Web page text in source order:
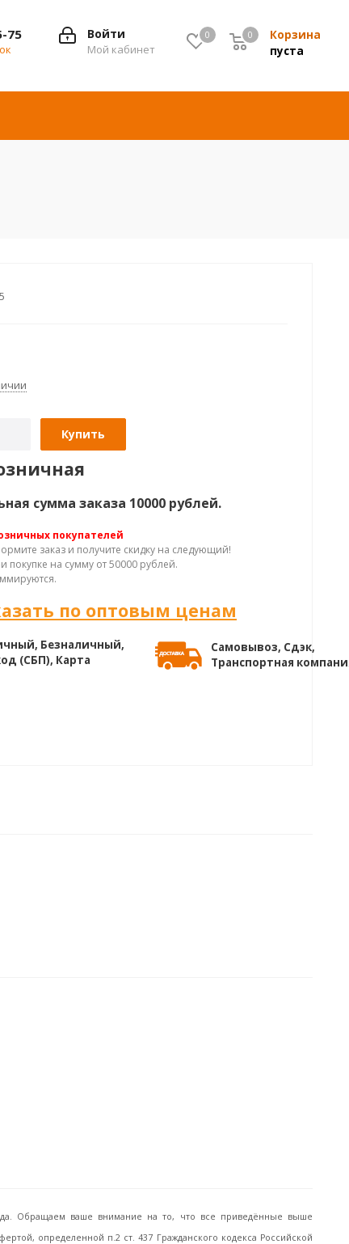
0 Корзина
0
пуста
0
Войти
Мой кабинет
75
Купить
сумма заказа 10000 рублей.
покупателей
заказ и получите скидку на следующий!
покупке на сумму от 50000 рублей.
по оптовым ценам
Безналичный,
(СБП), Карта
Самовывоз, Сдэк,
Транспортная
Обращаем ваше внимание на то, что все приведённые выше
определенной п.2 ст. 437 Гражданского кодекса Российской